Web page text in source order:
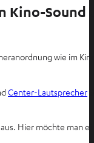
Kino-Sound
wie im
Center-Lautsprecher
aus. Hier möchte man